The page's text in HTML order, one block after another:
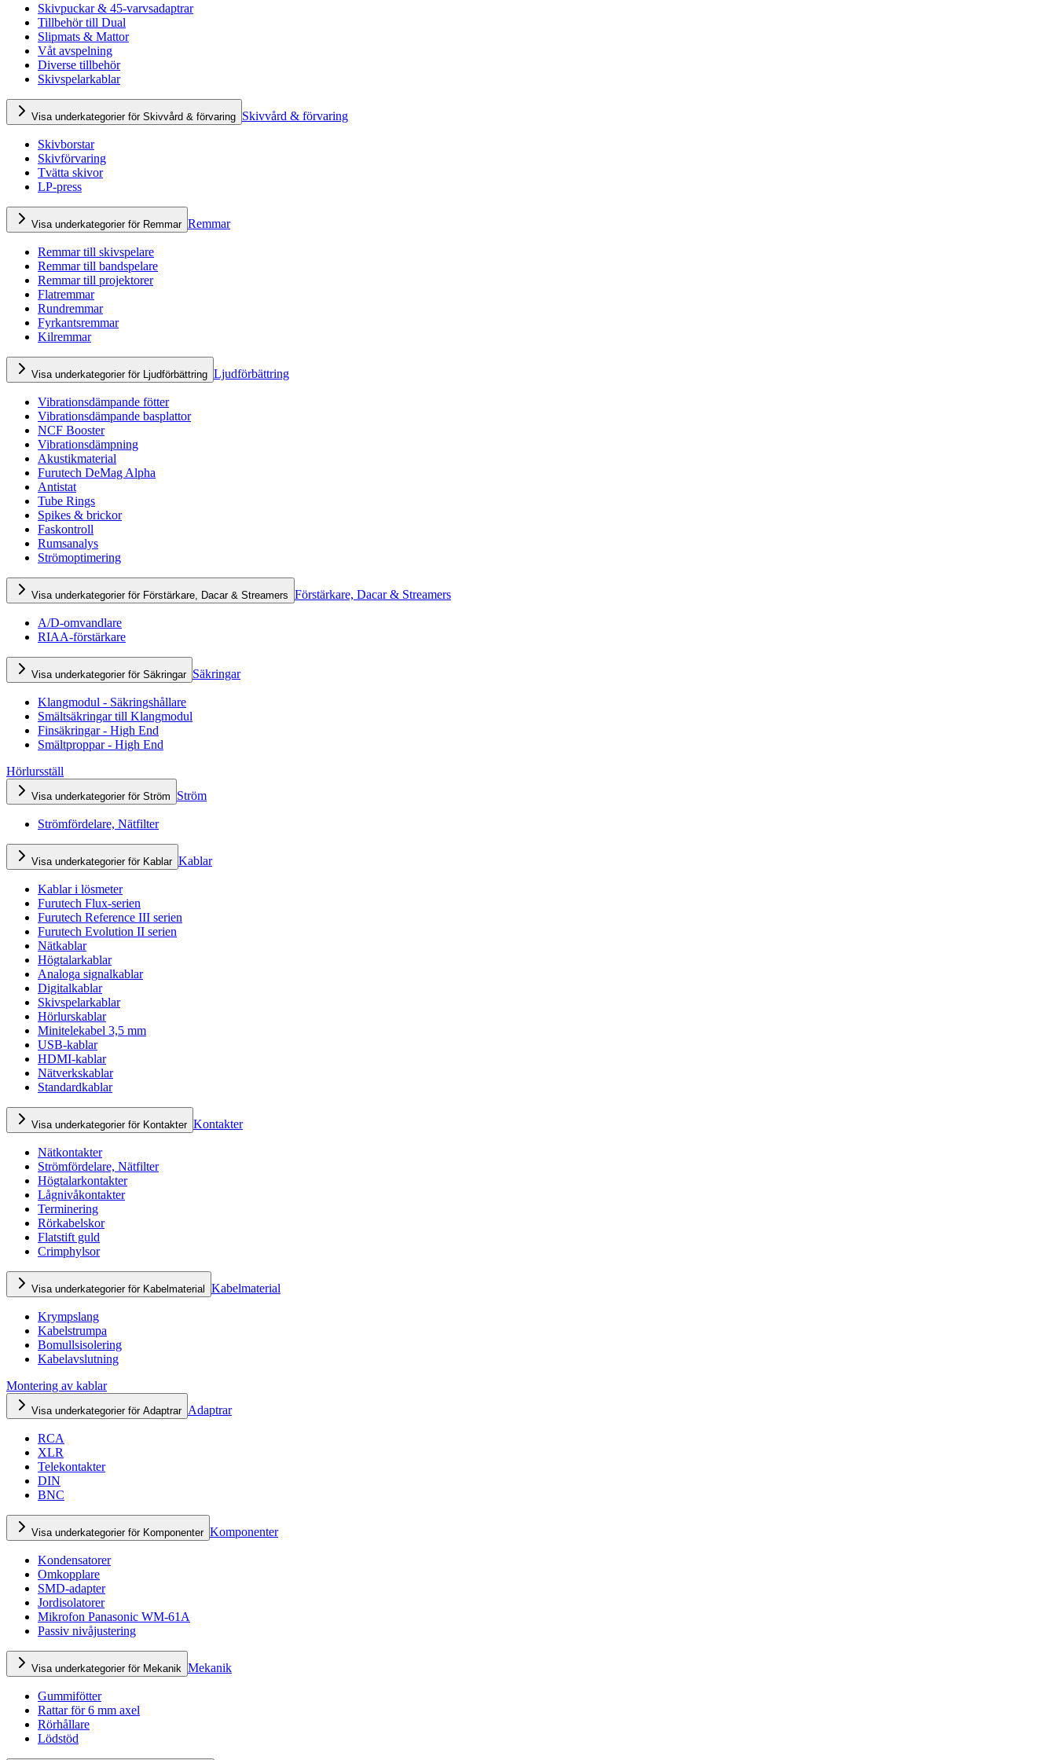
Skivpuckar & 45-varvsadaptrar
Tillbehör till Dual
Slipmats & Mattor
Våt avspelning
Diverse tillbehör
Skivspelarkablar
Visa underkategorier för Skivvård & förvaring Skivvård & förvaring
Skivborstar
Skivförvaring
Tvätta skivor
LP-press
Visa underkategorier för Remmar Remmar
Remmar till skivspelare
Remmar till bandspelare
Remmar till projektorer
Flatremmar
Rundremmar
Fyrkantsremmar
Kilremmar
Visa underkategorier för Ljudförbättring Ljudförbättring
Vibrationsdämpande fötter
Vibrationsdämpande basplattor
NCF Booster
Vibrationsdämpning
Akustikmaterial
Furutech DeMag Alpha
Antistat
Tube Rings
Spikes & brickor
Faskontroll
Rumsanalys
Strömoptimering
Visa underkategorier för Förstärkare, Dacar & Streamers Förstärkare, Dacar & Streamers
A/D-omvandlare
RIAA-förstärkare
Visa underkategorier för Säkringar Säkringar
Klangmodul - Säkringshållare
Smältsäkringar till Klangmodul
Finsäkringar - High End
Smältproppar - High End
Hörlursställ
Visa underkategorier för Ström Ström
Strömfördelare, Nätfilter
Visa underkategorier för Kablar Kablar
Kablar i lösmeter
Furutech Flux-serien
Furutech Reference III serien
Furutech Evolution II serien
Nätkablar
Högtalarkablar
Analoga signalkablar
Digitalkablar
Skivspelarkablar
Hörlurskablar
Minitelekabel 3,5 mm
USB-kablar
HDMI-kablar
Nätverkskablar
Standardkablar
Visa underkategorier för Kontakter Kontakter
Nätkontakter
Strömfördelare, Nätfilter
Högtalarkontakter
Lågnivåkontakter
Terminering
Rörkabelskor
Flatstift guld
Crimphylsor
Visa underkategorier för Kabelmaterial Kabelmaterial
Krympslang
Kabelstrumpa
Bomullsisolering
Kabelavslutning
Montering av kablar
Visa underkategorier för Adaptrar Adaptrar
RCA
XLR
Telekontakter
DIN
BNC
Visa underkategorier för Komponenter Komponenter
Kondensatorer
Omkopplare
SMD-adapter
Jordisolatorer
Mikrofon Panasonic WM-61A
Passiv nivåjustering
Visa underkategorier för Mekanik Mekanik
Gummifötter
Rattar för 6 mm axel
Rörhållare
Lödstöd